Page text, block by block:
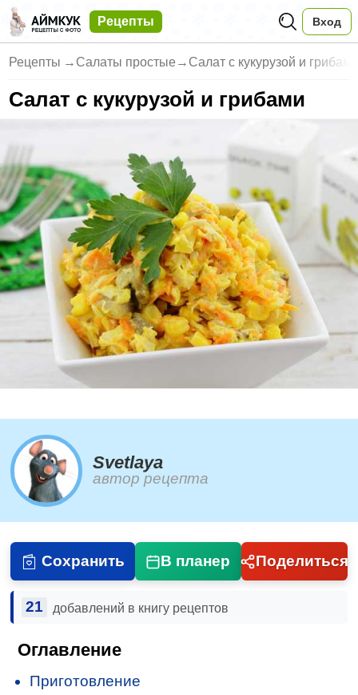
Рецепты Вход
Рецепты → Салаты простые → Салат с кукурузой и
Салат с кукурузой и грибами
Svetlaya
автор рецепта
Сохранить В планер Поделиться
21 добавлений в книгу рецептов
Оглавление
Приготовление